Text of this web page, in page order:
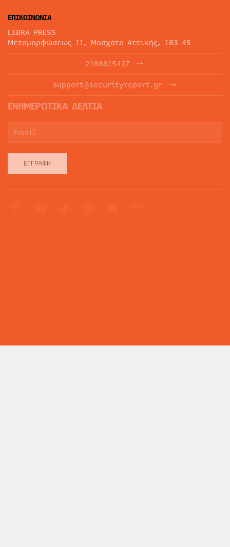
ΕΠΙΚΟΙΝΩΝΙΑ
LIBRA PRESS
Μεταμορφώσεως 11, Μοσχάτο Αττικής, 183 45
2108815417
support@securityreport.gr
ΕΝΗΜΕΡΩΤΙΚΑ ΔΕΛΤΙΑ
ΕΓΓΡΑΦΉ